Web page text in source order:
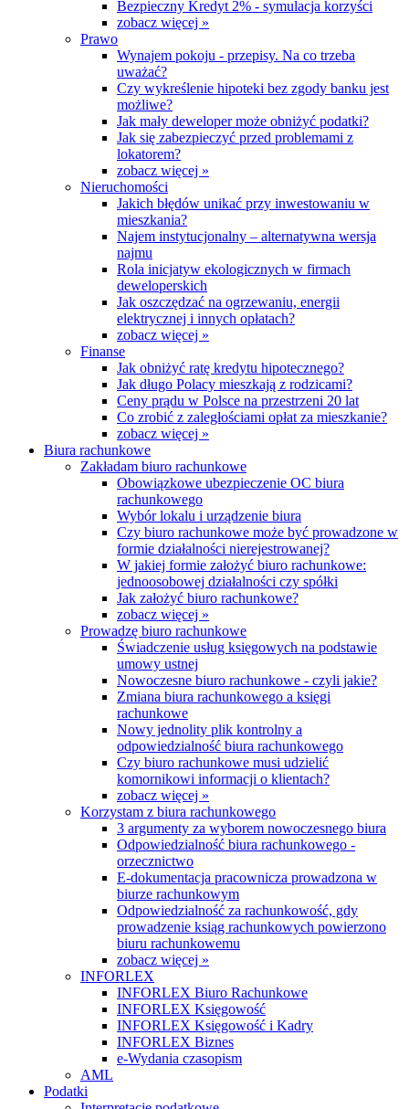
Bezpieczny Kredyt 2% - symulacja korzyści
zobacz więcej »
Prawo
Wynajem pokoju - przepisy. Na co trzeba
uważać?
Czy wykreślenie hipoteki bez zgody banku jest
możliwe?
Jak mały deweloper może obniżyć podatki?
Jak się zabezpieczyć przed problemami z
lokatorem?
zobacz więcej »
Nieruchomości
Jakich błędów unikać przy inwestowaniu w
mieszkania?
Najem instytucjonalny – alternatywna wersja
najmu
Rola inicjatyw ekologicznych w firmach
deweloperskich
Jak oszczędzać na ogrzewaniu, energii
elektrycznej i innych opłatach?
zobacz więcej »
Finanse
Jak obniżyć ratę kredytu hipotecznego?
Jak długo Polacy mieszkają z rodzicami?
Ceny prądu w Polsce na przestrzeni 20 lat
Co zrobić z zaległościami opłat za mieszkanie?
zobacz więcej »
Biura rachunkowe
Zakładam biuro rachunkowe
Obowiązkowe ubezpieczenie OC biura
rachunkowego
Wybór lokalu i urządzenie biura
Czy biuro rachunkowe może być prowadzone w
formie działalności nierejestrowanej?
W jakiej formie założyć biuro rachunkowe:
jednoosobowej działalności czy spółki
Jak założyć biuro rachunkowe?
zobacz więcej »
Prowadzę biuro rachunkowe
Świadczenie usług księgowych na podstawie
umowy ustnej
Nowoczesne biuro rachunkowe - czyli jakie?
Zmiana biura rachunkowego a księgi
rachunkowe
Nowy jednolity plik kontrolny a
odpowiedzialność biura rachunkowego
Czy biuro rachunkowe musi udzielić
komornikowi informacji o klientach?
zobacz więcej »
Korzystam z biura rachunkowego
3 argumenty za wyborem nowoczesnego biura
Odpowiedzialność biura rachunkowego -
orzecznictwo
E-dokumentacja pracownicza prowadzona w
biurze rachunkowym
Odpowiedzialność za rachunkowość, gdy
prowadzenie ksiąg rachunkowych powierzono
biuru rachunkowemu
zobacz więcej »
INFORLEX
INFORLEX Biuro Rachunkowe
INFORLEX Księgowość
INFORLEX Księgowość i Kadry
INFORLEX Biznes
e-Wydania czasopism
AML
Podatki